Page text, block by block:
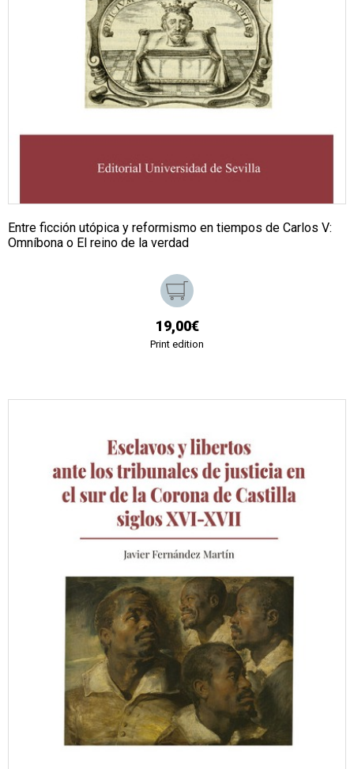
Entre ficción utópica y reformismo en tiempos de Carlos V:
Omníbona o El reino de la verdad
19,00€
Print edition